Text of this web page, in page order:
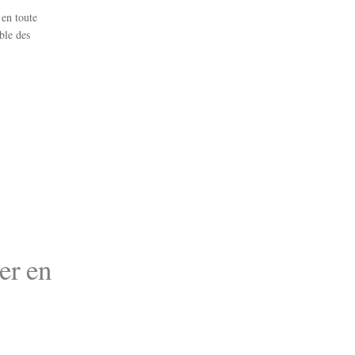
toute
des
en